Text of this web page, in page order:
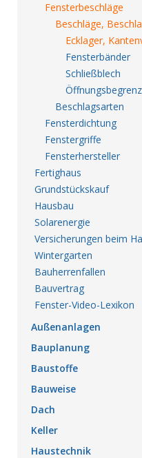
Fensterbeschläge
Beschläge,
Ecklager,
Fensterbänder
Schließblech
Beschlagsarten
Fensterdichtung
Fenstergriffe
Fensterhersteller
Fertighaus
Grundstückskauf
Hausbau
Solarenergie
Versicherungen beim
Wintergarten
Bauherrenfallen
Bauvertrag
Fenster-Video-Lexikon
Außenanlagen
Bauplanung
Baustoffe
Bauweise
Dach
Keller
Haustechnik